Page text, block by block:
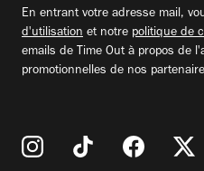
En entrant votre adresse mail,
d'utilisation et notre politique de
emails de Time Out à propos de
promotionnelles de nos